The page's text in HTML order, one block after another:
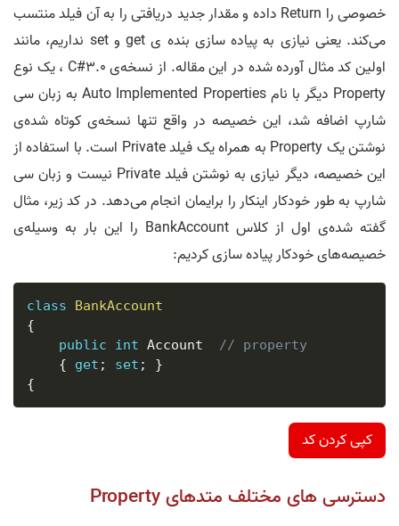
خصوصی را Return داده و مقدار جدید دریافتی را به آن فیلد منتسب
می‌کند. یعنی نیازی به پیاده سازی بنده ی get و set نداریم، مانند
اولین کد مثال آورده شده در این مقاله. از نسخه‌ی 3.0#C ، یک نوع
Property دیگر با نام Auto Implemented Properties به زبان سی
شارپ اضافه شد، این خصیصه در واقع تنها نسخه‌ی کوتاه شده‌ی
نوشتن یک Property به همراه یک فیلد Private است. با استفاده از
این خصیصه، دیگر نیازی به نوشتن فیلد Private نیست و زبان سی
شارپ به طور خودکار اینکار را برایمان انجام می‌دهد. در کد زیر، مثال
گفته شده‌ی اول از کلاس BankAccount را این بار به وسیله‌ی
خصیصه‌های خودکار پیاده سازی کردیم:
class
BankAccount
{
public
int Account // property
{
get ; set ;
}
{
کپی کردن کد
دسترسی‌ های مختلف متد‌های Property